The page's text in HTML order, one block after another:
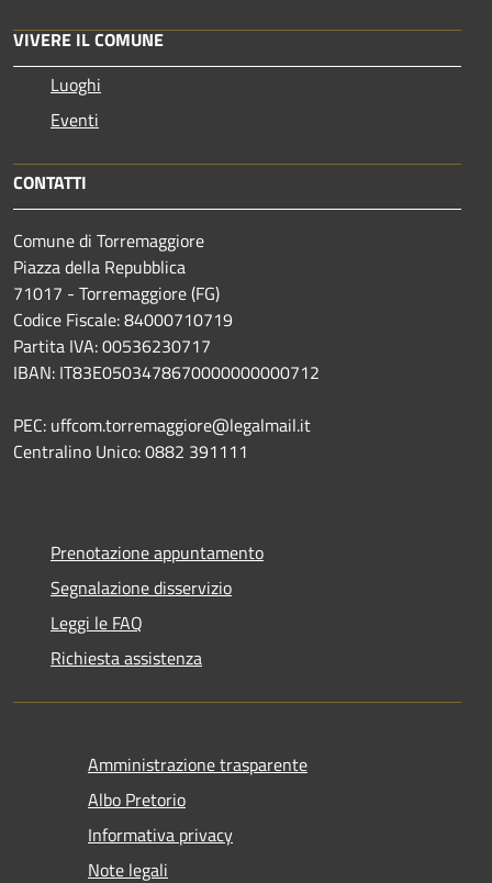
VIVERE IL COMUNE
Luoghi
Eventi
CONTATTI
Comune di Torremaggiore
Piazza della Repubblica
71017 - Torremaggiore (FG)
Codice Fiscale: 84000710719
Partita IVA: 00536230717
IBAN: IT83E0503478670000000000712
PEC: uffcom.torremaggiore@legalmail.it
Centralino Unico: 0882 391111
Prenotazione appuntamento
Segnalazione disservizio
Leggi le FAQ
Richiesta assistenza
Amministrazione trasparente
Albo Pretorio
Informativa privacy
Note legali